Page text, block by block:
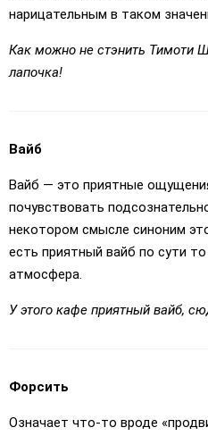
нарицательным в таком
Как можно не стэнить Тимоти
лапочка!
Вайб
Вайб — это приятные
почувствовать
некотором смысле синоним
есть приятный вайб по сути
атмосфера.
У этого кафе приятный вайб,
Форсить
Означает что-то вроде